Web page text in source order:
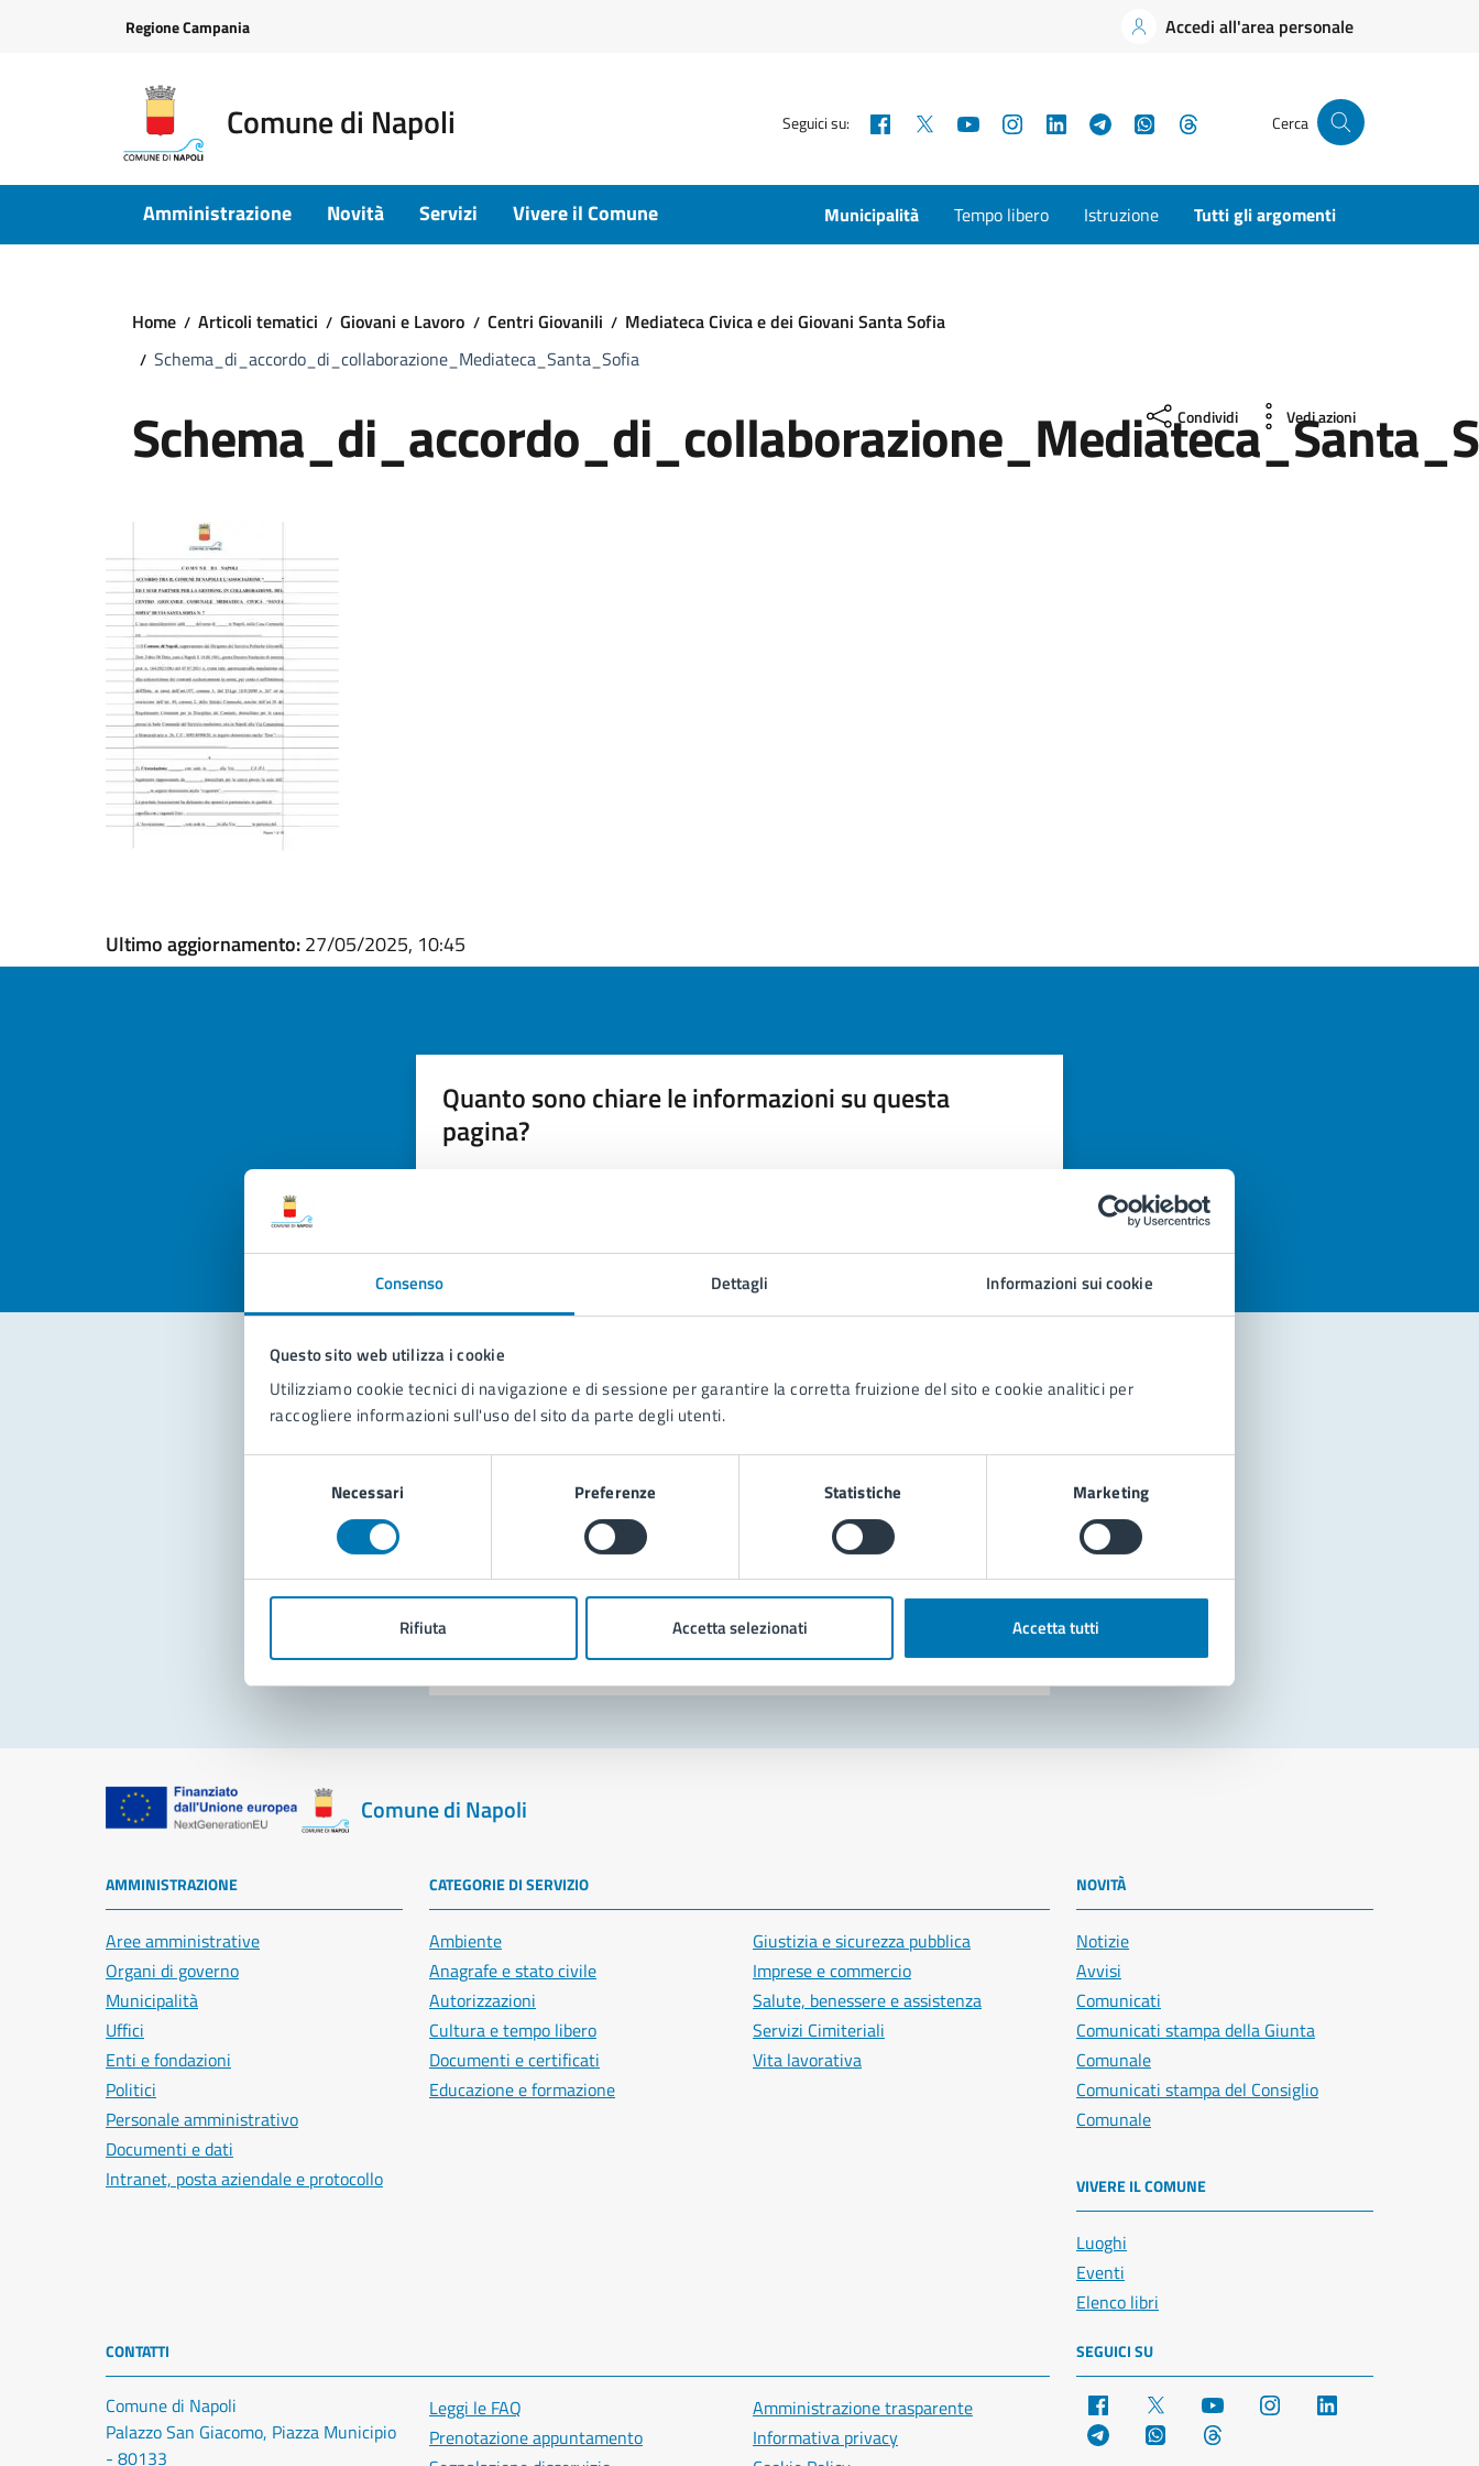
Consenso Dettagli Informazioni sui cookie
Questo sito web utilizza i cookie
Utilizziamo cookie tecnici di navigazione e di sessione per garantire la corretta fruizione del sito e cookie analitici per
raccogliere informazioni sull'uso del sito da parte degli utenti.
Necessari Preferenze Statistiche Marketing
Rifiuta Accetta selezionati Accetta tutti
Regione Campania Accedi all'area personale
Comune di Napoli Seguici su: Facebook YouTubeInstagramLinkedInTelegramWhatsApp Cerca
Amministrazione Novità Servizi Vivere il Comune Municipalità Tempo libero Istruzione Tutti gli argomenti
Home Articoli tematici Giovani e Lavoro Centri Giovanili
Mediateca Civica e dei Giovani Santa Sofia
Schema_di_accordo_di_collaborazione_Mediateca_Santa_Sofia
Condividi Vedi azioni
Ultimo aggiornamento:27/05/2025, 10:45
Quanto sono chiare le informazioni su questa
pagina?
Contatta il comune
Leggi le domande frequenti
Richiedi assistenza
Prenota appuntamento
Problemi in città
Segnala disservizio
Comune di Napoli
AMMINISTRAZIONE
Aree amministrative
Organi di governo
Municipalità
Uffici
Enti e fondazioni
Politici
Personale amministrativo
Documenti e dati
Intranet, posta aziendale e protocollo
CATEGORIE DI SERVIZIO
Ambiente
Anagrafe e stato civile
Autorizzazioni
Cultura e tempo libero
Documenti e certificati
Educazione e formazione
Giustizia e sicurezza pubblica
Imprese e commercio
Salute, benessere e assistenza
Servizi Cimiteriali
Vita lavorativa
NOVITÀ
Notizie
Avvisi
Comunicati
Comunicati stampa della Giunta
Comunale
Comunicati stampa del Consiglio
Comunale
VIVERE IL COMUNE
Luoghi
Eventi
Elenco libri
CONTATTI
Comune di Napoli
Palazzo San Giacomo, Piazza Municipio
- 80133
Leggi le FAQ
Prenotazione appuntamento
Amministrazione trasparente
Informativa privacy
SEGUICI SU
Facebook YouTube Instagram
Telegram WhatsApp